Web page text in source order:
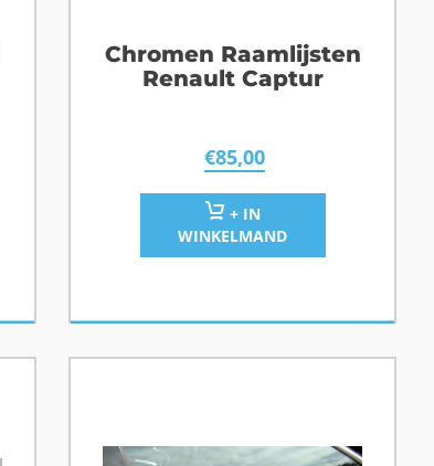
Chromen Raamlijsten
Renault Captur
€85,00
+ IN
WINKELMAND